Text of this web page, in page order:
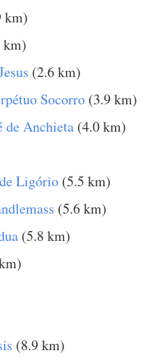
km)
km)
(2.6 km)
Socorro (3.9 km)
de Anchieta (4.0 km)
Ligório (5.5 km)
(5.6 km)
(5.8 km)
(8.9 km)